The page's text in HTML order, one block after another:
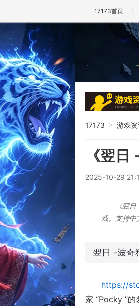
17173首页
17173 > 游戏资
《翌
2025-10-29
《翌
戏。支持中
翌日 -波奇
https://
家 “Pocky ”的